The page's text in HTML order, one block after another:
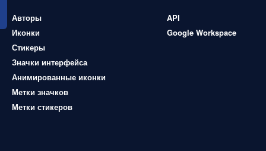
Авторы
Иконки
Стикеры
Значки интерфейса
Анимированные иконки
Метки значков
Метки стикеров
API
Google Workspace